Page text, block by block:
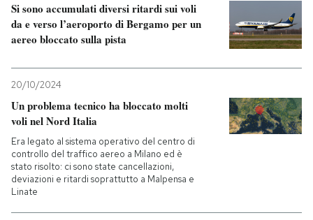
CALENDARIO
AREA PERSONALE
Entra
Si sono accumulati diversi ritardi sui voli
da e verso l’aeroporto di Bergamo per un
aereo bloccato sulla pista
20/10/2024
Un problema tecnico ha bloccato molti
voli nel Nord Italia
Era legato al sistema operativo del centro di
controllo del traffico aereo a Milano ed è
stato risolto: ci sono state cancellazioni,
deviazioni e ritardi soprattutto a Malpensa e
Linate